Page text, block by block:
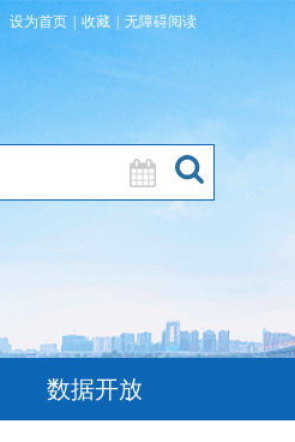
设为首页 收藏 无障碍阅读
数据开放